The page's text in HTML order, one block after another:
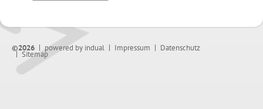
©2026 powered by indual Impressum Datenschutz
Sitemap